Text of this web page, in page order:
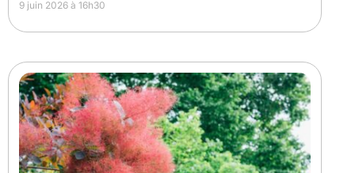
9 juin 2026 à 16h30